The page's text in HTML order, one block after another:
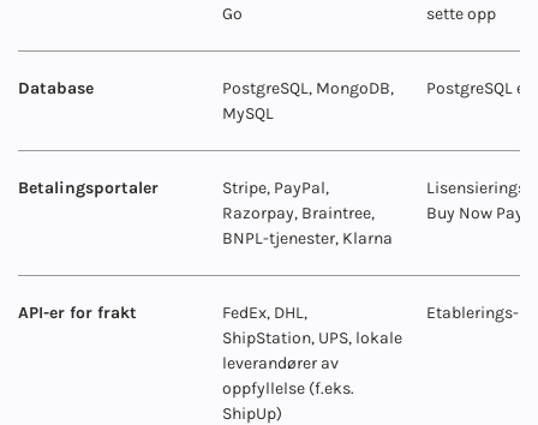
Go
sette opp
Database
PostgreSQL, MongoDB,
MySQL
PostgreSQL
Betalingsportaler
Stripe, PayPal,
Razorpay, Braintree,
BNPL-tjenester, Klarna
Buy Now Pay
API-er for frakt
FedEx, DHL,
ShipStation, UPS, lokale
leverandører av
oppfyllelse (f.eks.
ShipUp)
Etablerings-